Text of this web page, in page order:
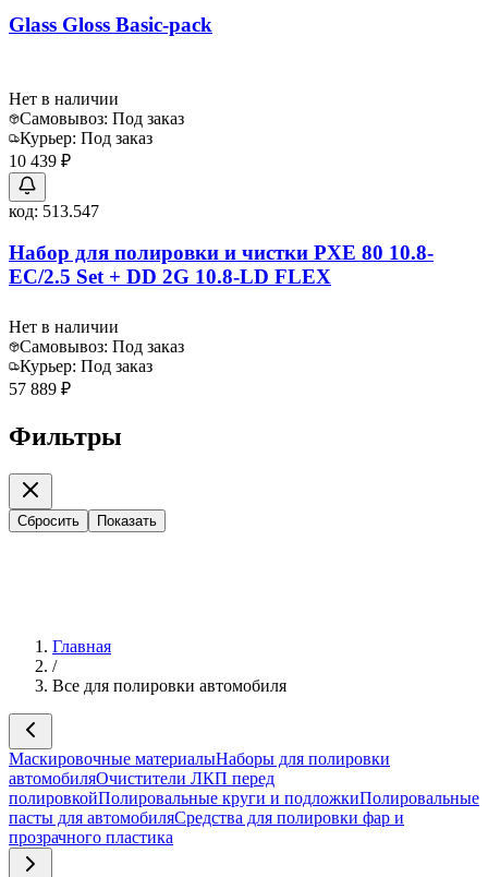
Glass Gloss Basic-pack
Нет в наличии
Самовывоз: Под заказ
Курьер: Под заказ
10 439 ₽
код: 513.547
Набор для полировки и чистки PXE 80 10.8-
EC/2.5 Set + DD 2G 10.8-LD FLEX
Нет в наличии
Самовывоз: Под заказ
Курьер: Под заказ
57 889 ₽
Фильтры
Сбросить Показать
Главная
/
Все для полировки автомобиля
Маскировочные материалыНаборы для полировки
автомобиляОчистители ЛКП перед
полировкойПолировальные круги и подложкиПолировальные
пасты для автомобиляСредства для полировки фар и
прозрачного пластика